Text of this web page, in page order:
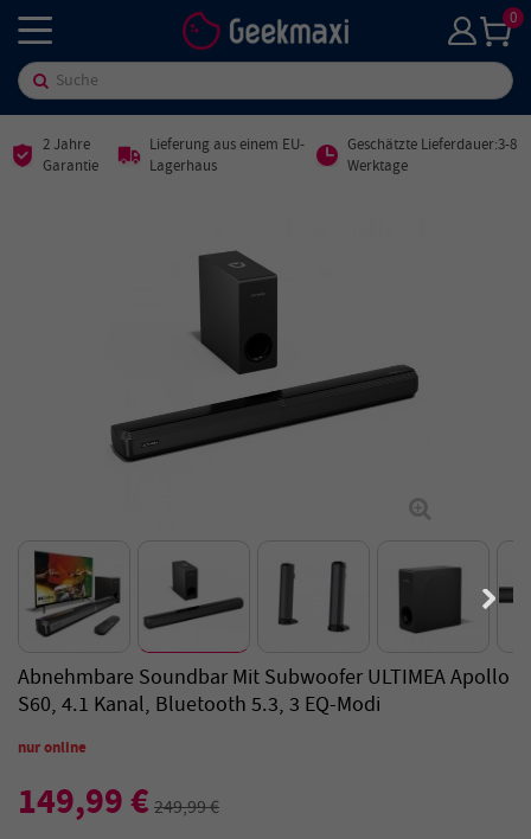
0
2 Jahre
Garantie
Lieferung aus einem EU-
Lagerhaus
Geschätzte Lieferdauer:3-8
Werktage
Abnehmbare Soundbar Mit Subwoofer ULTIMEA Apollo
S60, 4.1 Kanal, Bluetooth 5.3, 3 EQ-Modi
nur online
149,99 €249,99 €